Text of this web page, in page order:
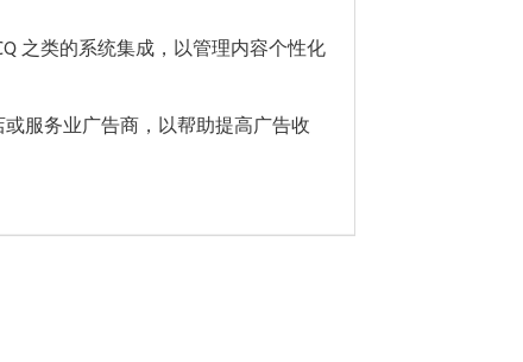
之类的系统集成，以管理内容个性化
服务业广告商，以帮助提高广告收